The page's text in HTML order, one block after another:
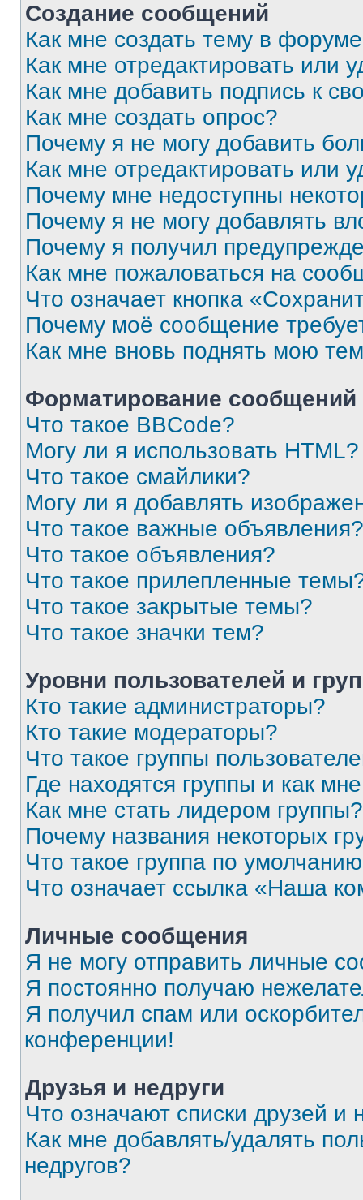
Создание сообщений
Как мне создать тему в
Как мне отредактировать или
Как мне добавить подпись к
Как мне создать опрос?
Почему я не могу добавить
Как мне отредактировать или
Почему мне недоступны
Почему я не могу добавлять
Почему я получил
Как мне пожаловаться на
Что означает кнопка
Почему моё сообщение
Как мне вновь поднять мою
Форматирование
Что такое BBCode?
Могу ли я использовать HTML?
Что такое смайлики?
Могу ли я добавлять
Что такое важные объявления?
Что такое объявления?
Что такое прилепленные
Что такое закрытые темы?
Что такое значки тем?
Уровни пользователей и
Кто такие администраторы?
Кто такие модераторы?
Что такое группы
Где находятся группы и как
Как мне стать лидером группы?
Почему названия некоторых
Что такое группа по
Что означает ссылка «Наша
Личные сообщения
Я не могу отправить личные
Я постоянно получаю
Я получил спам или
конференции!
Друзья и недруги
Что означают списки друзей и
Как мне добавлять/удалять
недругов?